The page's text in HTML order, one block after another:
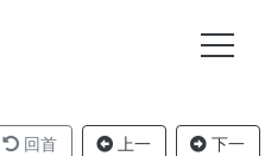
回首
上一
下一